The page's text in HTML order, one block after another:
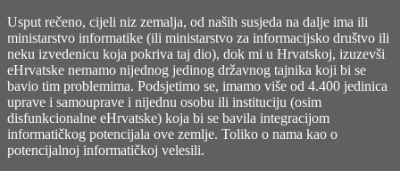
Usput rečeno, cijeli niz zemalja, od naših susjeda na dalje ima ili
ministarstvo informatike (ili ministarstvo za informacijsko društvo ili
neku izvedenicu koja pokriva taj dio), dok mi u Hrvatskoj, izuzevši
eHrvatske nemamo nijednog jedinog državnog tajnika koji bi se
bavio tim problemima. Podsjetimo se, imamo više od 4.400 jedinica
uprave i samouprave i nijednu osobu ili instituciju (osim
disfunkcionalne eHrvatske) koja bi se bavila integracijom
informatičkog potencijala ove zemlje. Toliko o nama kao o
potencijalnoj informatičkoj velesili.